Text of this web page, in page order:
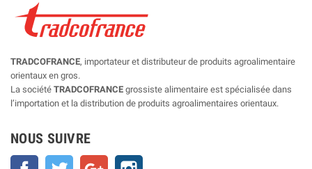
TRADCOFRANCE, importateur et distributeur de produits agroalimentaire
orientaux en gros.
La société TRADCOFRANCE grossiste alimentaire est spécialisée dans
l’importation et la distribution de produits agroalimentaires orientaux.
NOUS SUIVRE
Facebook Twitter Google+